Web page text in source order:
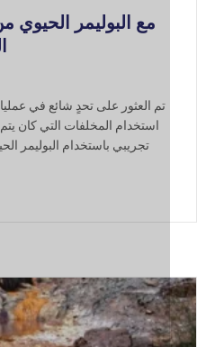
مع البوليمر الحيوي من
تم العثور على تحدٍ شائع في عمليات
استخدام المخلفات التي كان يتم